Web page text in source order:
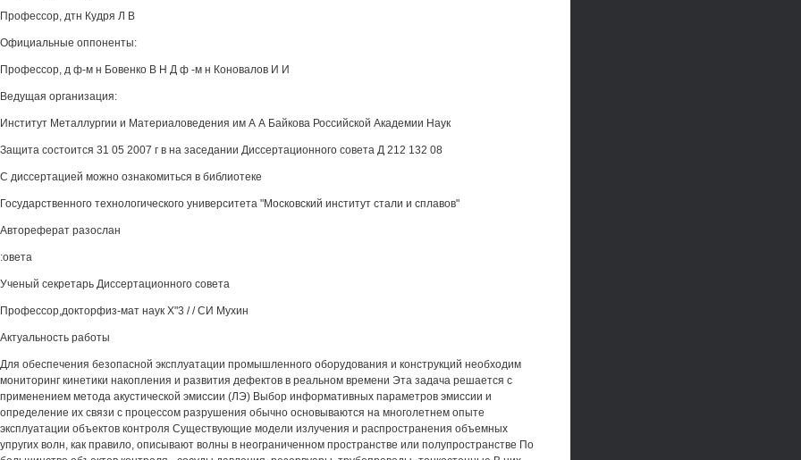
Профессор, дтн Кудря Л В
Официальные оппоненты:
Профессор, д ф-м н Бовенко В Н Д ф -м н Коновалов И И
Ведущая организация:
Институт Металлургии и Материаловедения им А А Байкова Российской Академии Наук
Защита состоится 31 05 2007 г в на заседании Диссертационного совета Д 212 132 08
С диссертацией можно ознакомиться в библиотеке
Государственного технологического университета "Московский институт стали и сплавов"
Автореферат разослан
:овета
Ученый секретарь Диссертационного совета
Профессор,докторфиз-мат наук X"3 / / СИ Мухин
Актуальность работы
Для обеспечения безопасной эксплуатации промышленного оборудования и конструкций необходим
мониторинг кинетики накопления и развития дефектов в реальном времени Эта задача решается с
применением метода акустической эмиссии (ЛЭ) Выбор информативных параметров эмиссии и
определение их связи с процессом разрушения обычно основываются на многолетнем опыте
эксплуатации объектов контроля Существующие модели излучения и распространения объемных
упругих волн, как правило, описывают волны в неограниченном пространстве или полупространстве По